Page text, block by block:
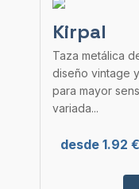
Kirpal
Taza metálica
diseño vintage
para mayor
variada...
desde 1.92 €